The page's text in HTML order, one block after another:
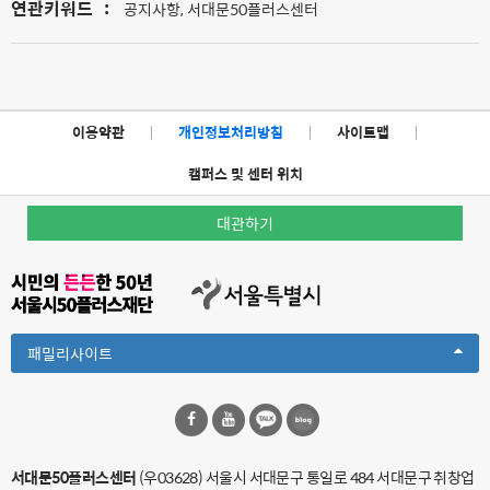
연관키워드 : 공지사항, 서대문50플러스센터
이용약관 | 개인정보처리방침 | 사이트맵
|
캠퍼스 및 센터 위치
대관하기
패밀리사이트Toggle
Dropdown
서대문50플러스센터(우03628) 서울시 서대문구 통일로 484 서대문구 취창업